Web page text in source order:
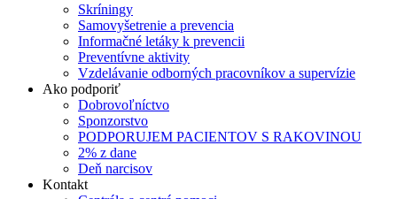
Skríningy
Samovyšetrenie a prevencia
Informačné letáky k prevencii
Preventívne aktivity
Vzdelávanie odborných pracovníkov a supervízie
Ako podporiť
Dobrovoľníctvo
Sponzorstvo
PODPORUJEM PACIENTOV S RAKOVINOU
2% z dane
Deň narcisov
Kontakt